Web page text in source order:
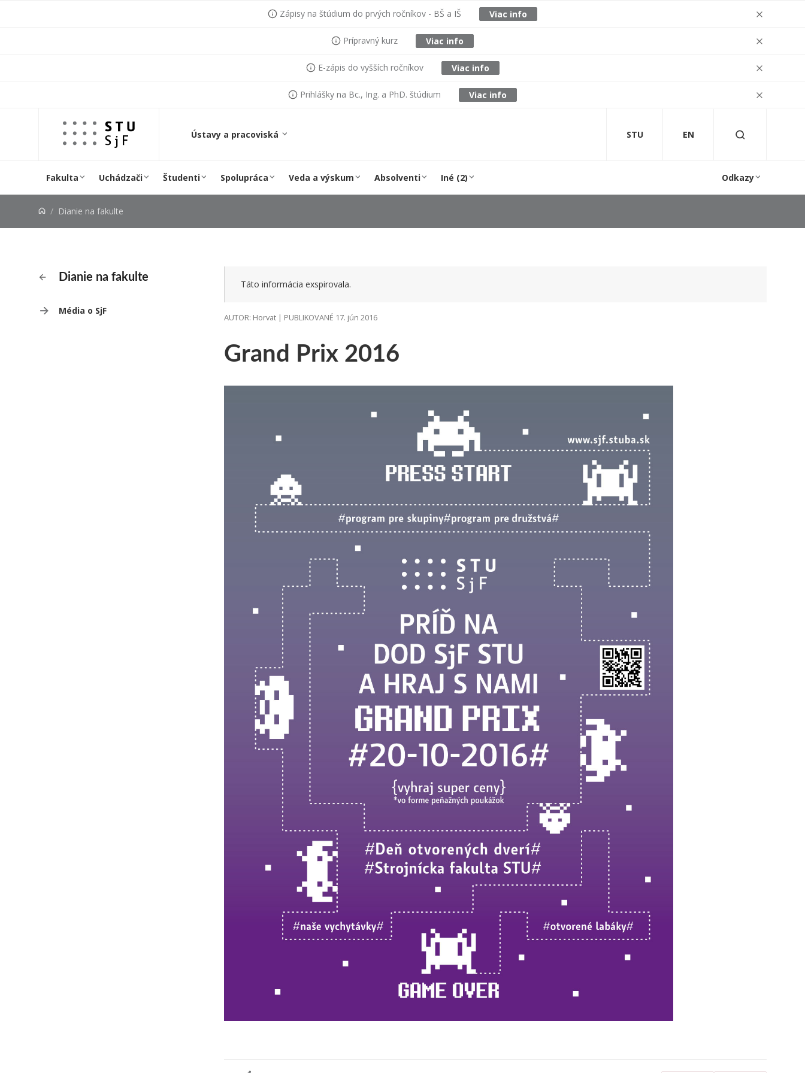
Zápisy na štúdium do prvých ročníkov - BŠ a IŠ Viac info
Prípravný kurz Viac info
E-zápis do vyšších ročníkov Viac info
Prihlášky na Bc., Ing. a PhD. štúdium Viac info
Ústavy a pracoviská STU EN
Fakulta Uchádzači Študenti Spolupráca Veda a výskum Absolventi Iné (2) Odkazy
Dianie na fakulte
Dianie na fakulte
Média o SjF
Grand Prix 2016
Táto informácia exspirovala.
AUTOR: Horvat | PUBLIKOVANÉ 17. jún 2016